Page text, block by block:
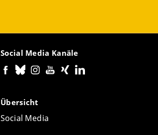
Social Media Kanäle
Übersicht
Social Media